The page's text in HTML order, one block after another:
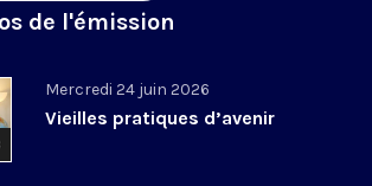
de l'émission
Mercredi 24 juin 2026
Vieilles pratiques d’avenir